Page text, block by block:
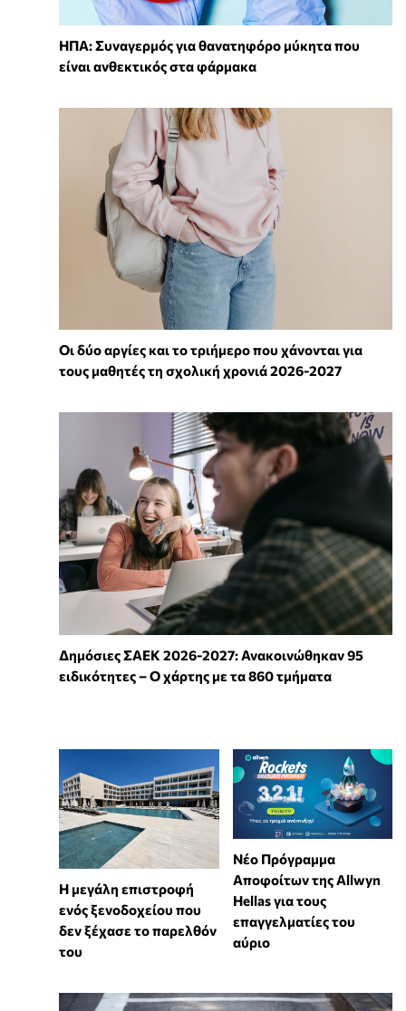
ΗΠΑ: Συναγερμός για θανατηφόρο μύκητα που
είναι ανθεκτικός στα φάρμακα
Οι δύο αργίες και το τριήμερο που χάνονται για
τους μαθητές τη σχολική χρονιά 2026-2027
Δημόσιες ΣΑΕΚ 2026-2027: Ανακοινώθηκαν 95
ειδικότητες – Ο χάρτης με τα 860 τμήματα
Η μεγάλη επιστροφή
ενός ξενοδοχείου που
δεν ξέχασε το παρελθόν
του
Νέο Πρόγραμμα
Αποφοίτων της Allwyn
Hellas για τους
επαγγελματίες του
αύριο